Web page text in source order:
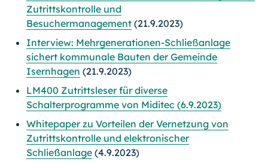
Zutrittskontrolle und
Besuchermanagement (21.9.2023)
Interview: Mehrgenerationen-Schließanlage
sichert kommunale Bauten der Gemeinde
Isernhagen (21.9.2023)
LM400 Zutrittsleser für diverse
Schalterprogramme von Miditec (6.9.2023)
Whitepaper zu Vorteilen der Vernetzung von
Zutrittskontrolle und elektronischer
Schließanlage (4.9.2023)